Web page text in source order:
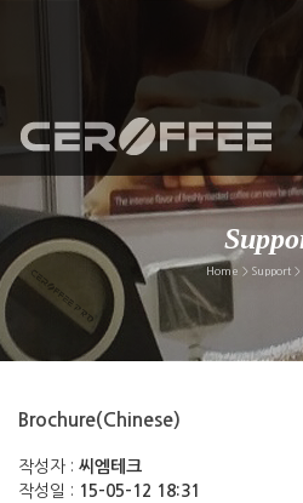
Home > Support >
Brochure(Chinese)
작성자 : 씨엠테크
작성일 : 15-05-12 18:31